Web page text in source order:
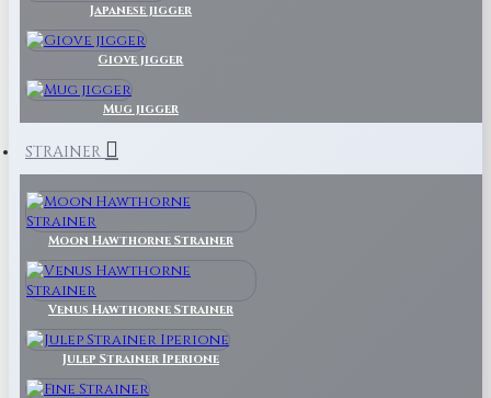
Japanese jigger
Giove jigger
Mug jigger
STRAINER
Moon Hawthorne Strainer
Venus Hawthorne Strainer
Julep Strainer Iperione